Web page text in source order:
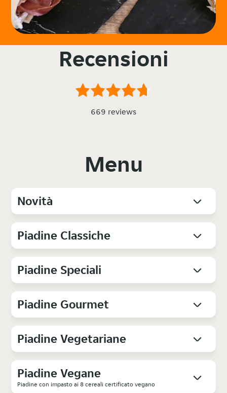
Recensioni
669 reviews
Menu
Novità
Piadine Classiche
Piadine Speciali
Piadine Gourmet
Piadine Vegetariane
Piadine Vegane
Piadine con impasto ai 8 cereali certificato vegano